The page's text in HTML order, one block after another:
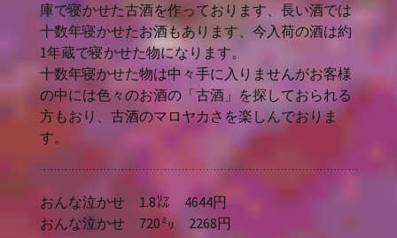
庫で寝かせた古酒を作っております、長い酒では
十数年寝かせたお酒もあります、今入荷の酒は約
1年蔵で寝かせた物になります。
十数年寝かせた物は中々手に入りませんがお客様
の中には色々のお酒の「古酒」を探しておられる
方もおり、古酒のマロヤカさを楽しんでおりま
す。
おんな泣かせ 1.8㍑ 4644円
おんな泣かせ 720㍉ 2268円